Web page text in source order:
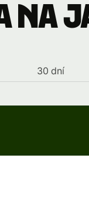
na
30 dní